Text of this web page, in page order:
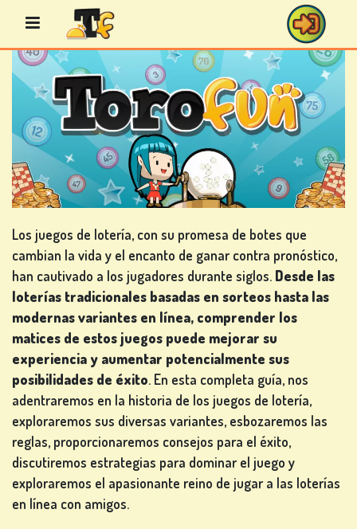
JUEGOS
DE
BINGO
JUEGOS
DE
CASINO
JUEGOS
DE
CARTAS
Saltar
al
contenido
Los juegos de lotería, con su promesa de botes que
cambian la vida y el encanto de ganar contra pronóstico,
han cautivado a los jugadores durante siglos. Desde las
loterías tradicionales basadas en sorteos hasta las
modernas variantes en línea, comprender los
matices de estos juegos puede mejorar su
experiencia y aumentar potencialmente sus
posibilidades de éxito. En esta completa guía, nos
adentraremos en la historia de los juegos de lotería,
exploraremos sus diversas variantes, esbozaremos las
reglas, proporcionaremos consejos para el éxito,
discutiremos estrategias para dominar el juego y
exploraremos el apasionante reino de jugar a las loterías
en línea con amigos.